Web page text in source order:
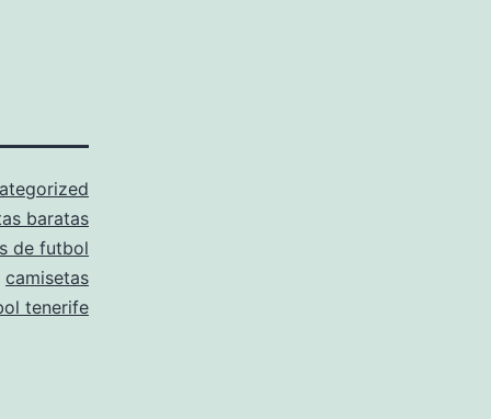
baratas
de futbol
camisetas
tenerife